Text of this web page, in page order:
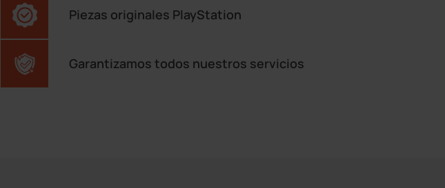
Piezas originales PlayStation
Garantizamos todos nuestros servicios